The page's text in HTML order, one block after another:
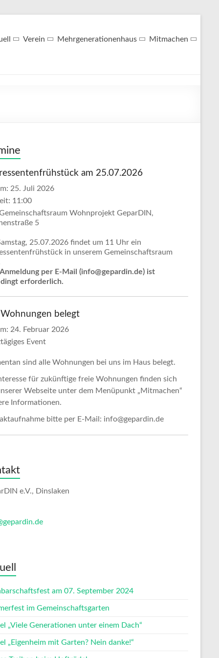
Verein Mehrgenerationenhaus Mitmachen
am 25.07.2026
25. Juli 2026
11:00
Wohnprojekt GeparDIN,
5
25.07.2026 findet um 11 Uhr ein
in unserem Gemeinschaftsraum
Anmeldung per E-Mail (info@gepardin.de) ist
erforderlich.
belegt
24. Februar 2026
Event
sind alle Wohnungen bei uns im Haus belegt.
für zukünftige freie Wohnungen finden sich
Webseite unter dem Menüpunkt „Mitmachen“
Informationen.
bitte per E-Mail: info@gepardin.de
e.V., Dinslaken
am 07. September 2024
im Gemeinschaftsgarten
„Viele Generationen unter einem Dach“
„Eigenheim mit Garten? Nein danke!“